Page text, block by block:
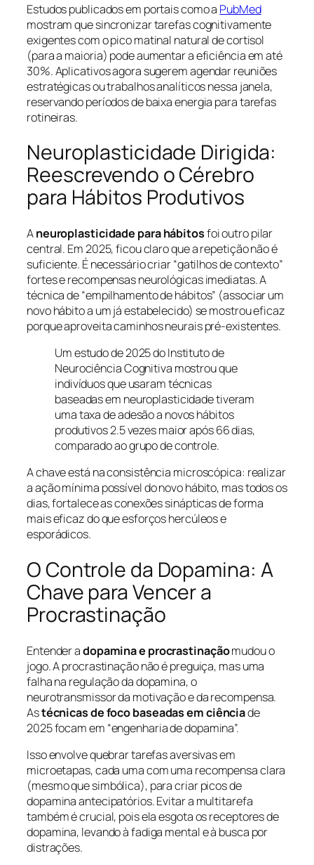
Estudos publicados em portais como a PubMed
mostram que sincronizar tarefas cognitivamente
exigentes com o pico matinal natural de cortisol
(para a maioria) pode aumentar a eficiência em até
30%. Aplicativos agora sugerem agendar reuniões
estratégicas ou trabalhos analíticos nessa janela,
reservando períodos de baixa energia para tarefas
rotineiras.
Neuroplasticidade Dirigida:
Reescrevendo o Cérebro
para Hábitos Produtivos
Aneuroplasticidade para hábitosfoi outro pilar
central. Em 2025, ficou claro que a repetição não é
suficiente. É necessário criar “gatilhos de contexto”
fortes e recompensas neurológicas imediatas. A
técnica de “empilhamento de hábitos” (associar um
novo hábito a um já estabelecido) se mostrou eficaz
porque aproveita caminhos neurais pré-existentes.
Um estudo de 2025 do Instituto de
Neurociência Cognitiva mostrou que
indivíduos que usaram técnicas
baseadas em neuroplasticidade tiveram
uma taxa de adesão a novos hábitos
produtivos 2.5 vezes maior após 66 dias,
comparado ao grupo de controle.
A chave está na consistência microscópica: realizar
a ação mínima possível do novo hábito, mas todos os
dias, fortalece as conexões sinápticas de forma
mais eficaz do que esforços hercúleos e
esporádicos.
O Controle da Dopamina: A
Chave para Vencer a
Procrastinação
Entender adopamina e procrastinaçãomudou o
jogo. A procrastinação não é preguiça, mas uma
falha na regulação da dopamina, o
neurotransmissor da motivação e da recompensa.
Astécnicas de foco baseadas em ciênciade
2025 focam em “engenharia de dopamina”.
Isso envolve quebrar tarefas aversivas em
microetapas, cada uma com uma recompensa clara
(mesmo que simbólica), para criar picos de
dopamina antecipatórios. Evitar a multitarefa
também é crucial, pois ela esgota os receptores de
dopamina, levando à fadiga mental e à busca por
distrações.